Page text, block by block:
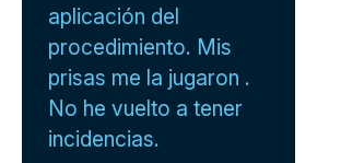
aplicación del
procedimiento. Mis
prisas me la jugaron .
No he vuelto a tener
incidencias.